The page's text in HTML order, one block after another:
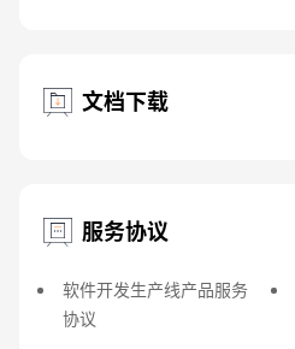
文档下载
服务协议
软件开发生产线产品服务
协议